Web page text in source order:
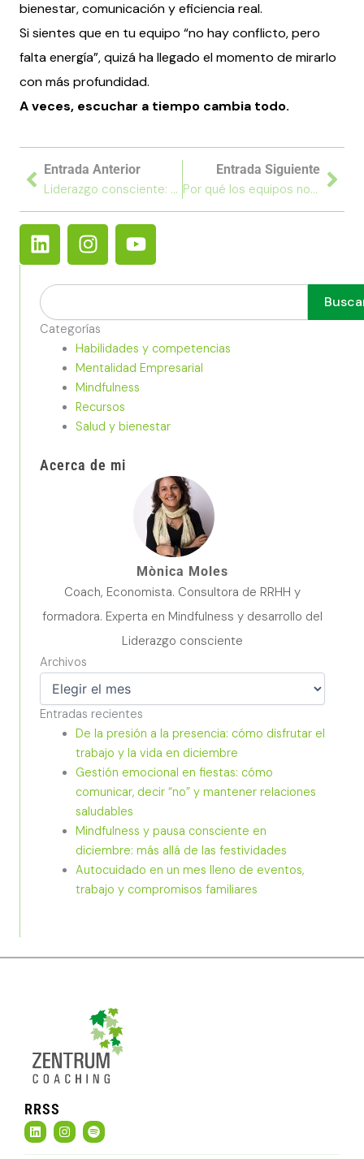
bienestar, comunicación y eficiencia real.
Si sientes que en tu equipo “no hay conflicto, pero
falta energía”, quizá ha llegado el momento de mirarlo
con más profundidad.
A veces, escuchar a tiempo cambia todo.
AntEntrada Anterior
Liderazgo consciente: cómo empezar el año con claridad, energía y bienestar
Entrada Siguiente
Por qué los equipos no están saturados de trabajo, sino de tensión emocional
L
i
n
k
e
d
I
n
s
t
a
g
r
a
m
Y
o
u
t
u
e
Buscar
Categorías
Habilidades y competencias
Mentalidad Empresarial
Mindfulness
Recursos
Salud y bienestar
Acerca de mi
Mònica Moles
Coach, Economista. Consultora de RRHH y
formadora. Experta en Mindfulness y desarrollo del
Liderazgo consciente
Archivos
Archivos
Entradas recientes
De la presión a la presencia: cómo disfrutar el
trabajo y la vida en diciembre
Gestión emocional en fiestas: cómo
comunicar, decir “no” y mantener relaciones
saludables
Mindfulness y pausa consciente en
diciembre: más allá de las festividades
Autocuidado en un mes lleno de eventos,
trabajo y compromisos familiares
RRSS
L
i
n
I
n
s
S
p
o